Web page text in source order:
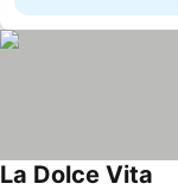
La Dolce Vita